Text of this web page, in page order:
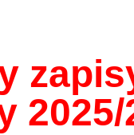
2025/